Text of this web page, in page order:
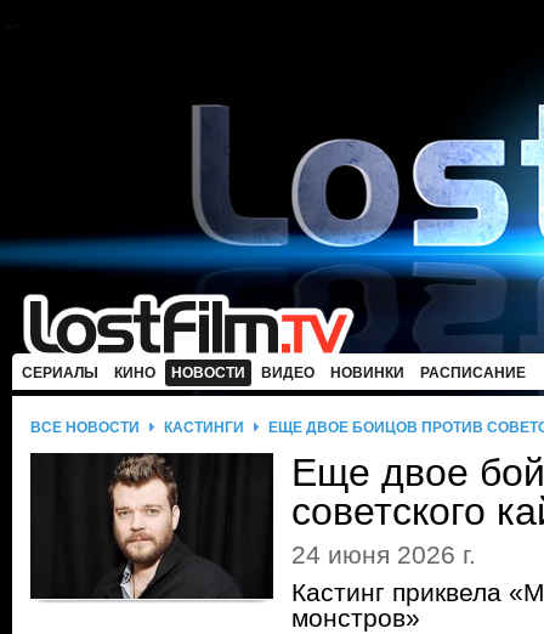
СЕРИАЛЫ КИНО НОВОСТИ ВИДЕО НОВИНКИ РАСПИСАНИЕ
ВСЕ НОВОСТИ КАСТИНГИ ЕЩЕ ДВОЕ БОЙЦОВ ПРОТИВ
Еще двое
советского
24 июня 2026 г.
Кастинг приквела
монстров»